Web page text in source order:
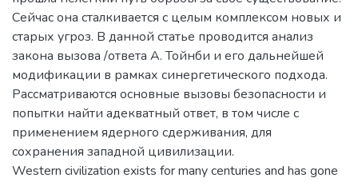
Сейчас она сталкивается с целым комплексом новых и
старых угроз. В данной статье проводится анализ
закона вызова /ответа А. Тойнби и его дальнейшей
модификации в рамках синергетического подхода.
Рассматриваются основные вызовы безопасности и
попытки найти адекватный ответ, в том числе с
применением ядерного сдерживания, для
сохранения западной цивилизации.
Western civilization exists for many centuries and has gone